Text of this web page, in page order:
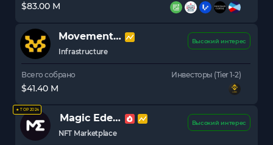
$83.00 M
Movement Labs
Infrastructure
Высокий интерес
Всего собрано
$41.40 M
Инвесторы (Tier 1-2)
★ TOP 2024
Magic Eden
ME
NFT Marketplace
Высокий интерес